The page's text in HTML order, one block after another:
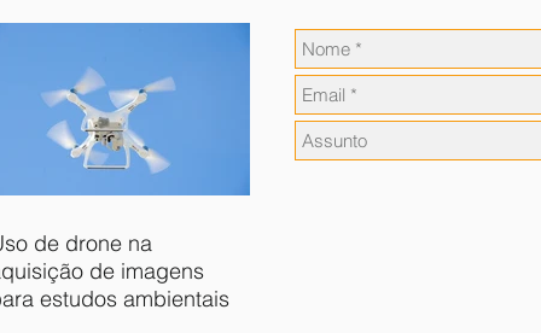
de drone na
de imagens
estudos ambientais